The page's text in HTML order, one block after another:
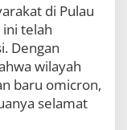
di Pulau
ini telah
Dengan
wilayah
baru omicron,
selamat